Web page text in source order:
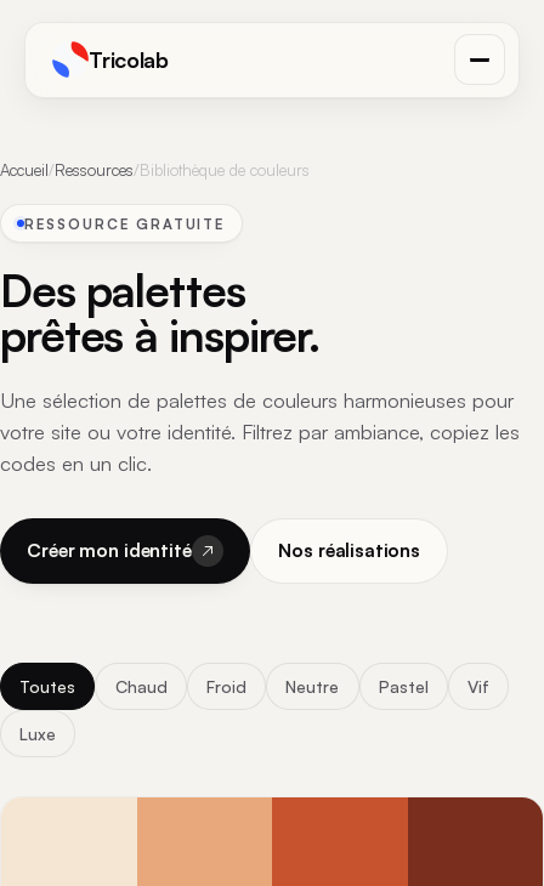
Tricolab
Accueil/Ressources/Bibliothèque de couleurs
RESSOURCE GRATUITE
Des palettes
prêtes à inspirer.
Une sélection de palettes de couleurs harmonieuses pour
votre site ou votre identité. Filtrez par ambiance, copiez les
codes en un clic.
Créer mon identité Nos réalisations
Toutes Chaud Froid Neutre Pastel Vif
Luxe